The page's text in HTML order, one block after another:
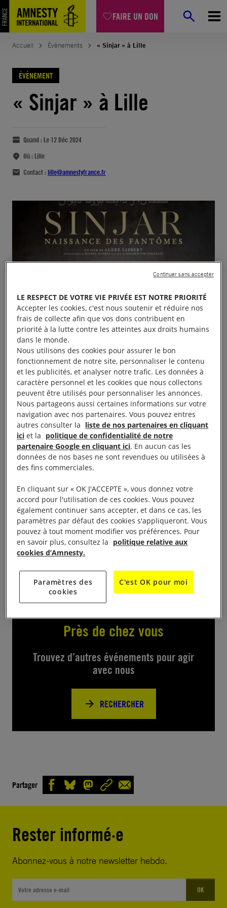
FAIRE UN DON
Accueil Évènements « Sinjar » à Lille
ÉVÈNEMENT
« Sinjar » à Lille
Quand : Le 12 Déc 2024
Où : Lille
Contact :lille@amnestyfrance.fr
Ciné-débat 19 h-22 h au Cinéma l’Univers
Ciné-débat autour du film « Sinjar, la naissance des
fantômes », d’Alexe Liebert & Michel Slomka, sur la
tragédie des Yézidis en Irak. En présence de Michel
Slomka. Stand de signature des pétitions de
Changez leur histoire. Bar et petite restauration. Pas
de réservation, participation libre. Public adulte et
adolescent.
Près de chez vous
Trouvez d’autres événements pour agir
avec nous
RECHERCHER
Partager
Rester informé·e
Abonnez-vous à notre newsletter hebdo.
OK
LE RESPECT DE VOTRE VIE PRIVÉE EST NOTRE PRIORITÉ
Accepter les cookies, c'est nous soutenir et réduire nos
frais de collecte afin que vos dons contribuent en
priorité à la lutte contre les atteintes aux droits humains
dans le monde.
Nous utilisons des cookies pour assurer le bon
fonctionnement de notre site, personnaliser le contenu
et les publicités, et analyser notre trafic. Les données à
caractère personnel et les cookies que nous collectons
peuvent être utilisés pour personnaliser les annonces.
Nous partageons aussi certaines informations sur votre
navigation avec nos partenaires. Vous pouvez entres
autres consulter la liste de nos partenaires en cliquant
ici et la politique de confidentialité de notre
partenaire Google en cliquant ici. En aucun cas les
données de nos bases ne sont revendues ou utilisées à
des fins commerciales.
En cliquant sur « OK J'ACCEPTE », vous donnez votre
accord pour l'utilisation de ces cookies. Vous pouvez
également continuer sans accepter, et dans ce cas, les
paramètres par défaut des cookies s'appliqueront. Vous
pouvez à tout moment modifier vos préférences. Pour
en savoir plus, consultez la politique relative aux
cookies d’Amnesty.
Paramètres des
cookies
C'est OK pour moi
Continuer sans accepter